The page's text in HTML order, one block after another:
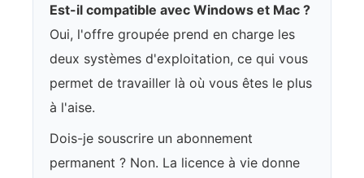
Est-il compatible avec Windows et Mac ?
Oui, l'offre groupée prend en charge les
deux systèmes d'exploitation, ce qui vous
permet de travailler là où vous êtes le plus
à l'aise.
Dois-je souscrire un abonnement
permanent ? Non. La licence à vie donne